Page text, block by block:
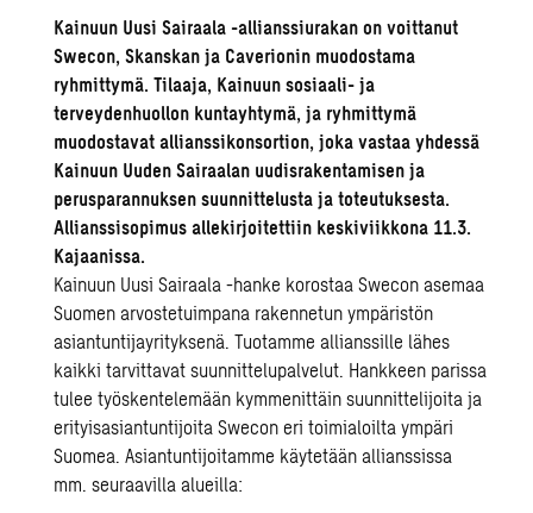
Kainuun Uusi Sairaala -allianssiurakan on voittanut
Swecon, Skanskan ja Caverionin muodostama
ryhmittymä. Tilaaja, Kainuun sosiaali- ja
terveydenhuollon kuntayhtymä, ja ryhmittymä
muodostavat allianssikonsortion, joka vastaa yhdessä
Kainuun Uuden Sairaalan uudisrakentamisen ja
perusparannuksen suunnittelusta ja toteutuksesta.
Allianssisopimus allekirjoitettiin keskiviikkona 11.3.
Kajaanissa.
Kainuun Uusi Sairaala -hanke korostaa Swecon asemaa
Suomen arvostetuimpana rakennetun ympäristön
asiantuntijayrityksenä. Tuotamme allianssille lähes
kaikki tarvittavat suunnittelupalvelut. Hankkeen parissa
tulee työskentelemään kymmenittäin suunnittelijoita ja
erityisasiantuntijoita Swecon eri toimialoilta ympäri
Suomea. Asiantuntijoitamme käytetään allianssissa
mm. seuraavilla alueilla: